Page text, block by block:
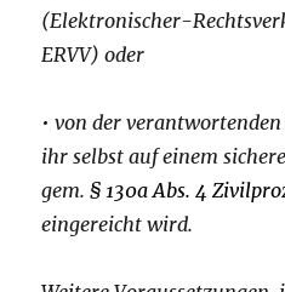
(Elektronischer-
ERVV) oder
• von der
ihr selbst auf einem
gem.§ 130a Abs. 4
eingereicht wird.